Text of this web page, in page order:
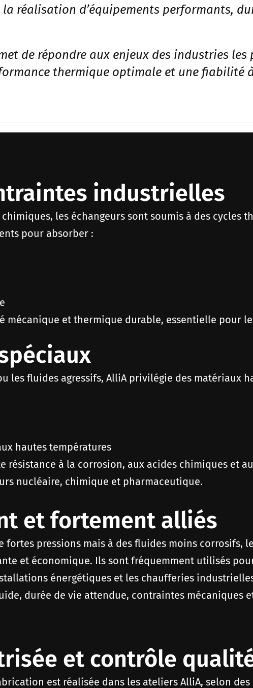
réalisation d’équipements performants,
de répondre aux enjeux des industries les
thermique optimale et une fiabilité
industrielles
les échangeurs sont soumis à des cycles
pour absorber :
mécanique et thermique durable, essentielle pour
les fluides agressifs, AlliA privilégie des matériaux
hautes températures
résistance à la corrosion, aux acides chimiques et
nucléaire, chimique et pharmaceutique.
et fortement alliés
fortes pressions mais à des fluides moins
et économique. Ils sont fréquemment utilisés
énergétiques et les chaufferies
durée de vie attendue, contraintes mécaniques
et contrôle
est réalisée dans les ateliers AlliA, selon